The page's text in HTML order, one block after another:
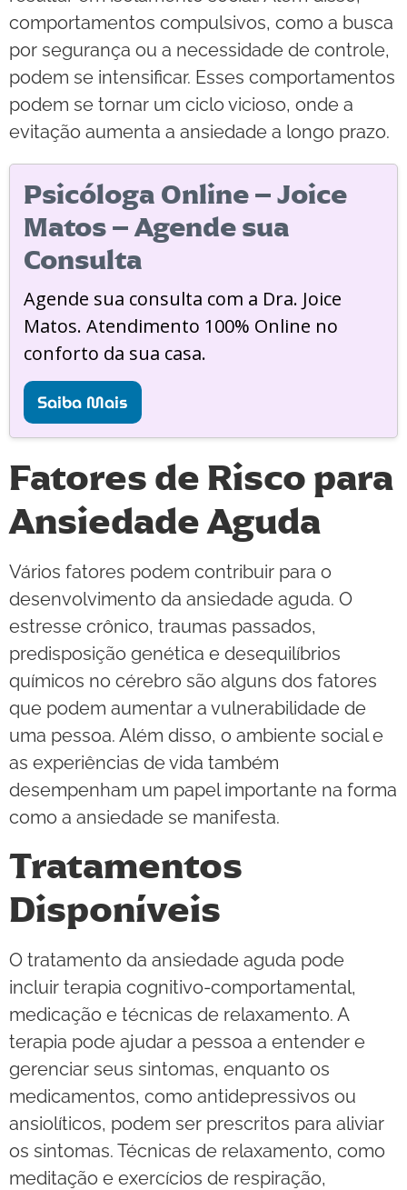
comportamentos compulsivos, como a busca
por segurança ou a necessidade de controle,
podem se intensificar. Esses comportamentos
podem se tornar um ciclo vicioso, onde a
evitação aumenta a ansiedade a longo prazo.
Psicóloga Online – Joice
Matos – Agende sua
Consulta
Agende sua consulta com a Dra. Joice
Matos. Atendimento 100% Online no
conforto da sua casa.
Saiba Mais
Fatores de Risco para
Ansiedade Aguda
Vários fatores podem contribuir para o
desenvolvimento da ansiedade aguda. O
estresse crônico, traumas passados,
predisposição genética e desequilíbrios
químicos no cérebro são alguns dos fatores
que podem aumentar a vulnerabilidade de
uma pessoa. Além disso, o ambiente social e
as experiências de vida também
desempenham um papel importante na forma
como a ansiedade se manifesta.
Tratamentos
Disponíveis
O tratamento da ansiedade aguda pode
incluir terapia cognitivo-comportamental,
medicação e técnicas de relaxamento. A
terapia pode ajudar a pessoa a entender e
gerenciar seus sintomas, enquanto os
medicamentos, como antidepressivos ou
ansiolíticos, podem ser prescritos para aliviar
os sintomas. Técnicas de relaxamento, como
meditação e exercícios de respiração,